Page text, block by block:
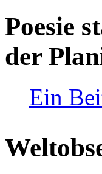
Poesie
der
Ein